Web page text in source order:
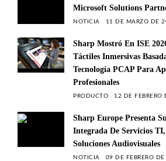
Microsoft Solutions
NOTICIA 11 DE MARZO DE
Sharp Mostró En ISE
Táctiles Inmersivas
Tecnología PCAP Para
Profesionales
PRODUCTO 12 DE FEBRERO
Sharp Europe Presenta
Integrada De Servicios
Soluciones Audiovisuales
NOTICIA 09 DE FEBRERO